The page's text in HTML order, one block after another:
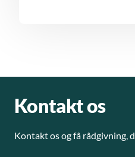
Kontakt os
Kontakt os og få rådgivning,